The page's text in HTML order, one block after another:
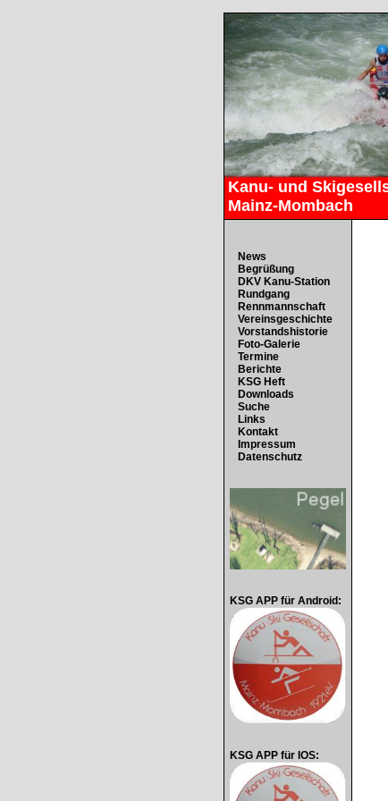
Kanu- und
Mainz-Mombach
News
Begrüßung
DKV Kanu-Station
Rundgang
Rennmannschaft
Vereinsgeschichte
Vorstandshistorie
Foto-Galerie
Termine
Berichte
KSG Heft
Downloads
Suche
Links
Kontakt
Impressum
Datenschutz
KSG APP für Android:
KSG APP für IOS: